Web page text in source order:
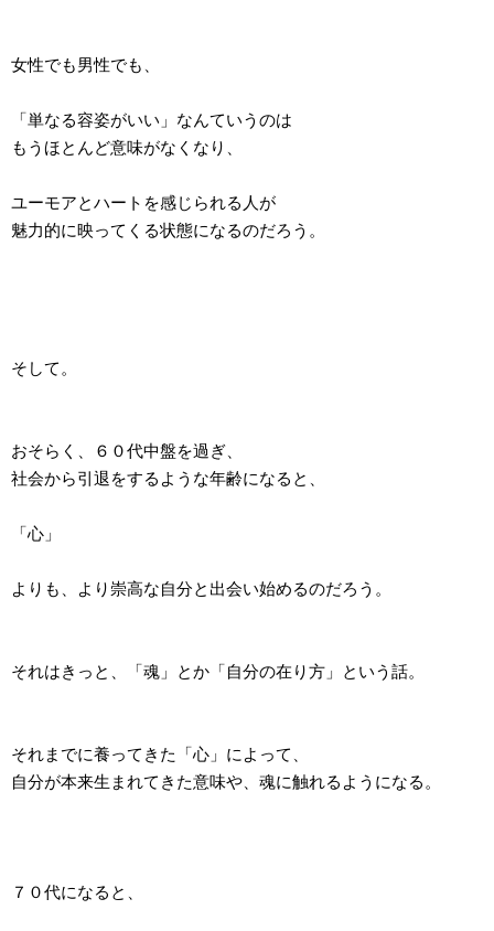
女性でも男性でも、
「単なる容姿がいい」なんていうのは
もうほとんど意味がなくなり、
ユーモアとハートを感じられる人が
魅力的に映ってくる状態になるのだろう。
そして。
おそらく、６０代中盤を過ぎ、
社会から引退をするような年齢になると、
「心」
よりも、より崇高な自分と出会い始めるのだろう。
それはきっと、「魂」とか「自分の在り方」という話。
それまでに養ってきた「心」によって、
自分が本来生まれてきた意味や、魂に触れるようになる。
７０代になると、